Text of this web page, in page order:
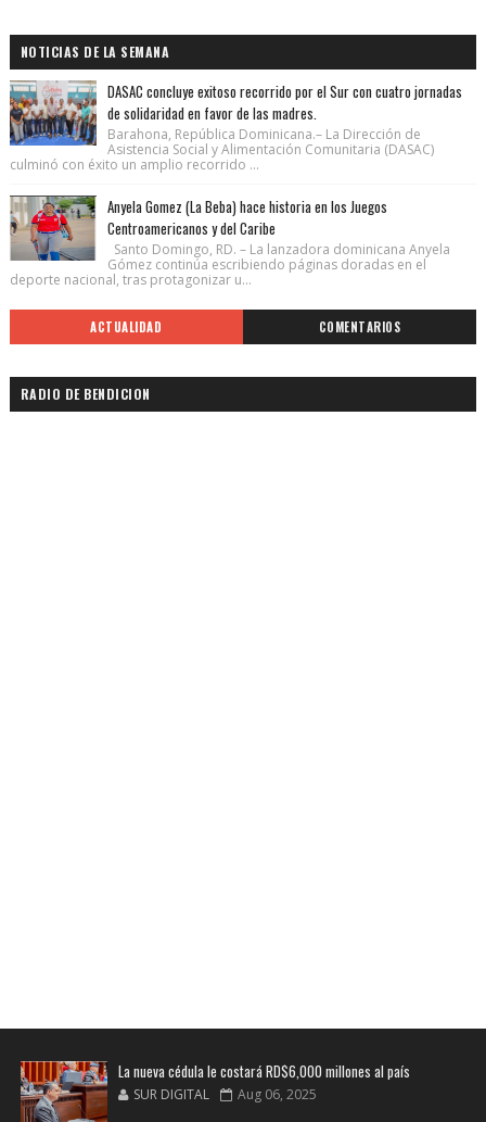
NOTICIAS DE LA SEMANA
DASAC concluye exitoso recorrido por el Sur con cuatro jornadas
de solidaridad en favor de las madres.
Barahona, República Dominicana.– La Dirección de
Asistencia Social y Alimentación Comunitaria (DASAC)
culminó con éxito un amplio recorrido ...
Anyela Gomez (La Beba) hace historia en los Juegos
Centroamericanos y del Caribe
Santo Domingo, RD. – La lanzadora dominicana Anyela
Gómez continúa escribiendo páginas doradas en el
deporte nacional, tras protagonizar u...
ACTUALIDAD COMENTARIOS
RADIO DE BENDICION
La nueva cédula le costará RD$6,000 millones al país
SUR DIGITAL Aug 06, 2025